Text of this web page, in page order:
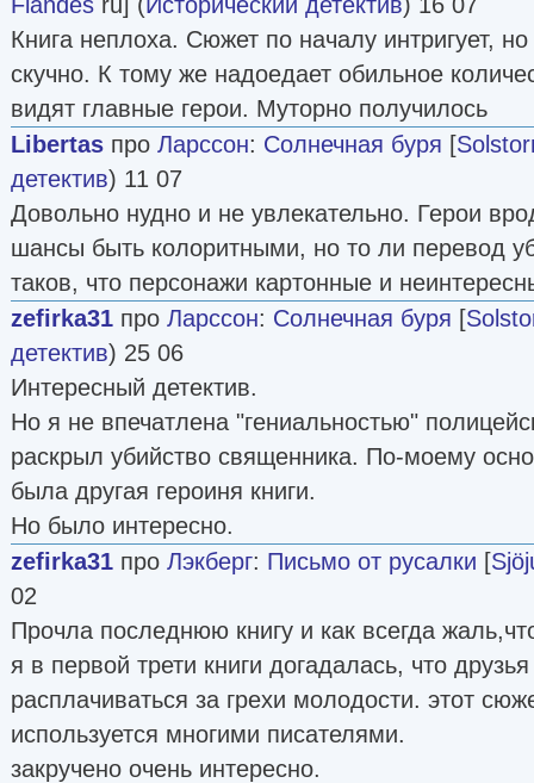
Книга неплоха. Сюжет по началу интригует, но
скучно. К тому же надоедает обильное
видят главные герои. Муторно получилось
Libertas про Ларссон: Солнечная буря [
детектив) 11 07
Довольно нудно и не увлекательно. Герои
шансы быть колоритными, но то ли перевод
таков, что персонажи картонные и
zefirka31 про Ларссон: Солнечная буря [
детектив) 25 06
Интересный детектив.
Но я не впечатлена "гениальностью"
раскрыл убийство священника. По-моему
была другая героиня книги.
Но было интересно.
zefirka31 про Лэкберг: Письмо от русалки [
02
Прочла последнюю книгу и как всегда
я в первой трети книги догадалась, что
расплачиваться за грехи молодости. этот
используется многими писателями.
закручено очень интересно.